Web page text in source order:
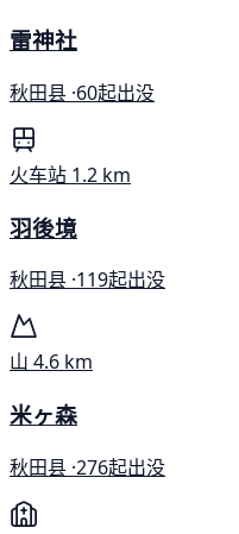
雷神社
秋田县 ·60起出没
火车站 1.2 km
羽後境
秋田县 ·119起出没
山 4.6 km
米ヶ森
秋田县 ·276起出没